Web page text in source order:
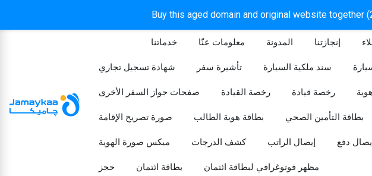
Buy this aged domain and original website together
خدماتنا معلومات عنّا المدونة إنجازتنا
شهادة تسجيل تجاري تأشيرة سفر سند ملكية السيارة
صفحات جواز السفر الأخرى رخصة القيادة رخصة قيادة
صورة تصريح الإقامة بطاقة هوية الطالب بطاقة التأمين الصحي
ميكس صورة الهوية كشف الدرجات إيصال الراتب دفع
حجز بطاقة ائتمان مظهر فوتوغرافي لبطاقة ائتمان